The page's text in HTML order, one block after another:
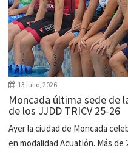
13 julio, 2026
Moncada última sede de
de los JJDD TRICV 25-26
Ayer la ciudad de Moncada
en modalidad Acuatlón. Más de